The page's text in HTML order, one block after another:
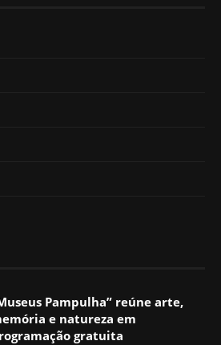
Pampulha” reúne arte,
e natureza em
gratuita